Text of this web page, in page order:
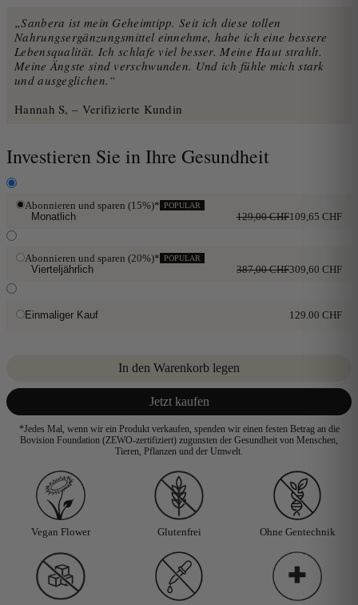
„Sanbera ist mein Geheimtipp. Seit ich diese tollen
Nahrungsergänzungsmittel einnehme, habe ich eine bessere
Lebensqualität. Ich schlafe viel besser. Meine Haut strahlt.
Meine Ängste sind verschwunden. Und ich fühle mich stark
und ausgeglichen.“
Hannah S, – Verifizierte Kundin
Investieren Sie in Ihre Gesundheit
Einmaliger Kauf 129.00 CHF
Abonnieren und sparen (15%)*
Monatlich
109,65 CHF
129,00 CHF
Abonnieren und sparen (20%)*
Vierteljährlich
309,60 CHF
387,00 CHF
In den Warenkorb legen
Jetzt kaufen
*Jedes Mal, wenn wir ein Produkt verkaufen, spenden wir einen festen Betrag an die
Bovision Foundation (ZEWO-zertifiziert) zugunsten der Gesundheit von Menschen,
Tieren, Pflanzen und der Umwelt.
Vegan Flower Glutenfrei Ohne Gentechnik